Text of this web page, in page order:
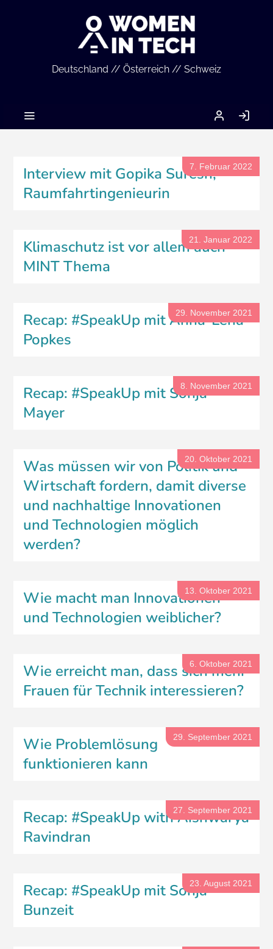
Deutschland // Österreich // Schweiz
MEIN
ACCOUNT
7. Februar 2022
Interview mit Gopika Suresh,
Raumfahrtingenieurin
21. Januar 2022
Klimaschutz ist vor allem auch
MINT Thema
29. November 2021
Recap: #SpeakUp mit Anna-Lena
Popkes
8. November 2021
Recap: #SpeakUp mit Sonja
Mayer
20. Oktober 2021
Was müssen wir von Politik und
Wirtschaft fordern, damit diverse
und nachhaltige Innovationen
und Technologien möglich
werden?
13. Oktober 2021
Wie macht man Innovationen
und Technologien weiblicher?
6. Oktober 2021
Wie erreicht man, dass sich mehr
Frauen für Technik interessieren?
29. September 2021
Wie Problemlösung
funktionieren kann
27. September 2021
Recap: #SpeakUp with Aishwarya
Ravindran
23. August 2021
Recap: #SpeakUp mit Sonja
Bunzeit